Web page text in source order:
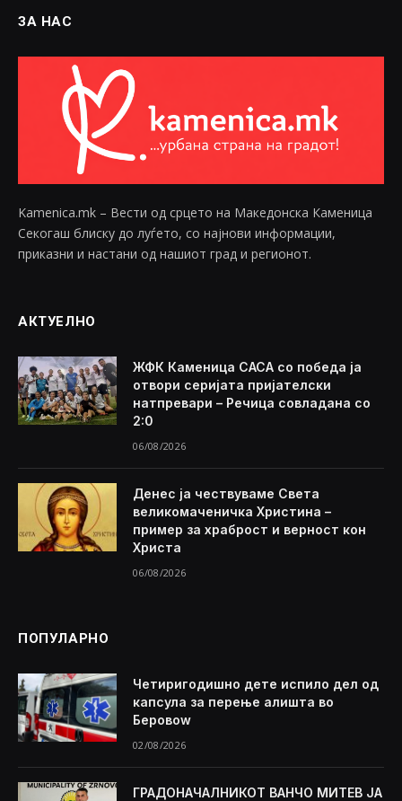
ЗА НАС
Kamenica.mk – Вести од срцето на Македонска Каменица
Секогаш блиску до луѓето, со најнови информации,
приказни и настани од нашиот град и регионот.
АКТУЕЛНО
ЖФК Каменица САСА со победа ја
отвори серијата пријателски
натпревари – Речица совладана со
2:0
06/08/2026
Денес ја чествуваме Света
великомаченичка Христина –
пример за храброст и верност кон
Христа
06/08/2026
ПОПУЛАРНО
Четиригодишно дете испило дел од
капсула за перење алишта во
Беровоw
02/08/2026
ГРАДОНАЧАЛНИКОТ ВАНЧО МИТЕВ ЈА